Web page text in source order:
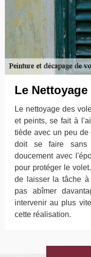
Le
Le nettoyage des
et peints, se fait à
tiède avec un peu de
doit se faire sans
doucement avec
pour protéger le
de laisser la tâche à
pas abîmer
intervenir au plus
cette réalisation.